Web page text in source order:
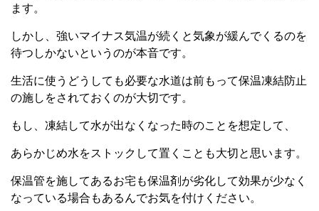
ます。
しかし、強いマイナス気温が続くと気象が緩んでくるのを
待つしかないというのが本音です。
生活に使うどうしても必要な水道は前もって保温凍結防止
の施しをされておくのが大切です。
もし、凍結して水が出なくなった時のことを想定して、
あらかじめ水をストックして置くことも大切と思います。
保温管を施してあるお宅も保温剤が劣化して効果が少なく
なっている場合もあるんでお気を付けください。